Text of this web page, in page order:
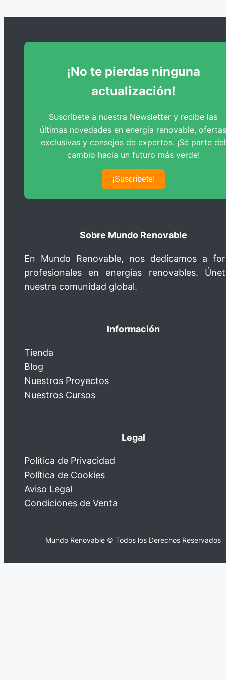
Dimensionado de Bombas de Circulación
¡No te pierdas ninguna
actualización!
Suscríbete a nuestra Newsletter y recibe las
últimas novedades en energía renovable, ofertas
exclusivas y consejos de expertos. ¡Sé parte del
cambio hacia un futuro más verde!
¡Suscríbete!
Sobre Mundo Renovable
En Mundo Renovable, nos dedicamos a
profesionales en energías renovables.
nuestra comunidad global.
Información
Tienda
Blog
Nuestros Proyectos
Nuestros Cursos
Legal
Política de Privacidad
Política de Cookies
Aviso Legal
Condiciones de Venta
Mundo Renovable © Todos los Derechos Reservados